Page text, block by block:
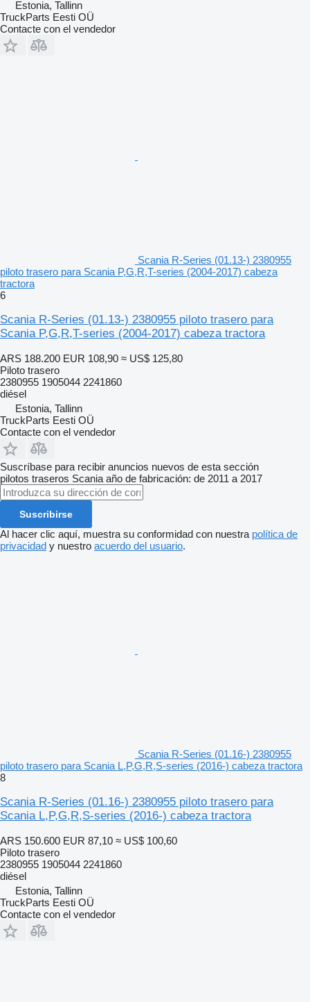
Estonia, Tallinn
TruckParts Eesti OÜ
Contacte con el vendedor
Scania R-Series (01.13-) 2380955
piloto trasero para Scania P,G,R,T-series (2004-2017) cabeza
tractora
6
Scania R-Series (01.13-) 2380955 piloto trasero para
Scania P,G,R,T-series (2004-2017) cabeza tractora
ARS 188.200 EUR 108,90 ≈ US$ 125,80
Piloto trasero
2380955 1905044 2241860
diésel
Estonia, Tallinn
TruckParts Eesti OÜ
Contacte con el vendedor
Suscríbase para recibir anuncios nuevos de esta sección
pilotos traseros Scania año de fabricación: de 2011 a 2017
Suscribirse
Al hacer clic aquí, muestra su conformidad con nuestra política de
privacidad y nuestro acuerdo del usuario.
Scania R-Series (01.16-) 2380955
piloto trasero para Scania L,P,G,R,S-series (2016-) cabeza tractora
8
Scania R-Series (01.16-) 2380955 piloto trasero para
Scania L,P,G,R,S-series (2016-) cabeza tractora
ARS 150.600 EUR 87,10 ≈ US$ 100,60
Piloto trasero
2380955 1905044 2241860
diésel
Estonia, Tallinn
TruckParts Eesti OÜ
Contacte con el vendedor